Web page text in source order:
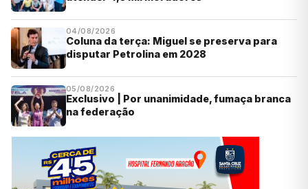
04/08/2026
Coluna da terça: Miguel se preserva para
disputar Petrolina em 2028
05/08/2026
Exclusivo | Por unanimidade, fumaça branca
na federação